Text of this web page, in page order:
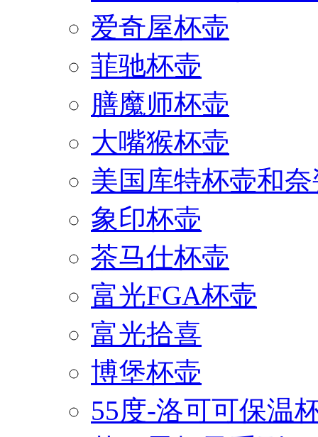
爱奇屋杯壶
菲驰杯壶
膳魔师杯壶
大嘴猴杯壶
美国库特杯壶和
象印杯壶
茶马仕杯壶
富光FGA杯壶
富光拾喜
博堡杯壶
55度-洛可可保温